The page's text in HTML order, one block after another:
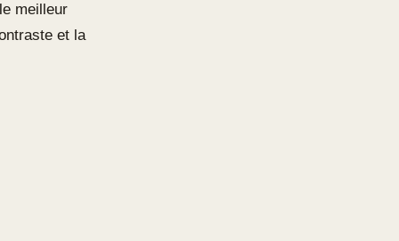
meilleur
et la